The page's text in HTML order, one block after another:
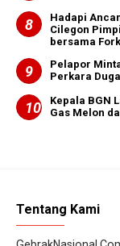
Hadapi
Cilegon
bersama
Pelapor
Perkara
Kepala BGN
Gas Melon
Tentang Kami